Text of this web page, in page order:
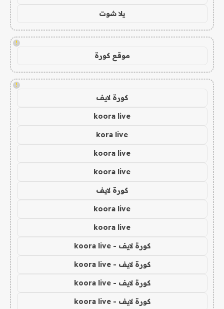
يلا شوت
!
موقع كورة
!
كورة لايف
koora live
kora live
koora live
koora live
كورة لايف
koora live
koora live
كورة لايف - koora live
كورة لايف - koora live
كورة لايف - koora live
كورة لايف - koora live